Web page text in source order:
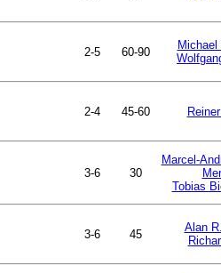
2-5 60-90
2-4 45-60
3-6 30
Marcel-
Tobias
3-6 45
Alan